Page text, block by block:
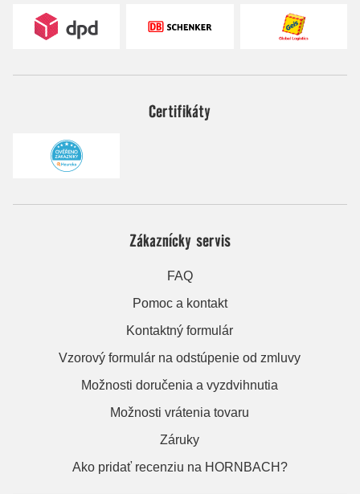
Certifikáty
Zákaznícky servis
FAQ
Pomoc a kontakt
Kontaktný formulár
Vzorový formulár na odstúpenie od zmluvy
Možnosti doručenia a vyzdvihnutia
Možnosti vrátenia tovaru
Záruky
Ako pridať recenziu na HORNBACH?